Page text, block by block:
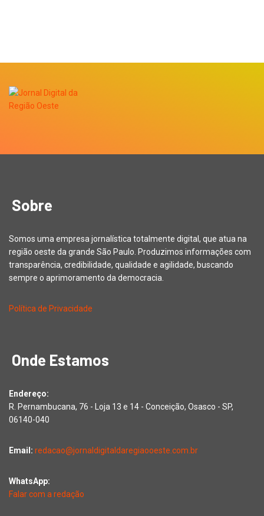
Sobre
Somos uma empresa jornalística totalmente digital, que atua na
região oeste da grande São Paulo. Produzimos informações com
transparência, credibilidade, qualidade e agilidade, buscando
sempre o aprimoramento da democracia.
Política de Privacidade
Onde Estamos
Endereço:
R. Pernambucana, 76 - Loja 13 e 14 - Conceição, Osasco - SP,
06140-040
Email: redacao@jornaldigitaldaregiaooeste.com.br
WhatsApp:
Falar com a redação